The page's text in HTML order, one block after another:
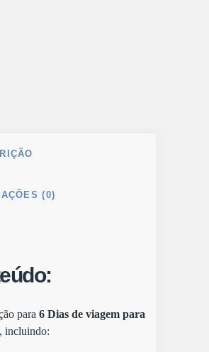
(0)
para 6 Dias de viagem para
, incluindo: